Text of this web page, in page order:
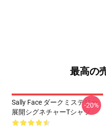
最高の
Sally Face ダークミステリー
展開シグネチャーTシャツ
-20%